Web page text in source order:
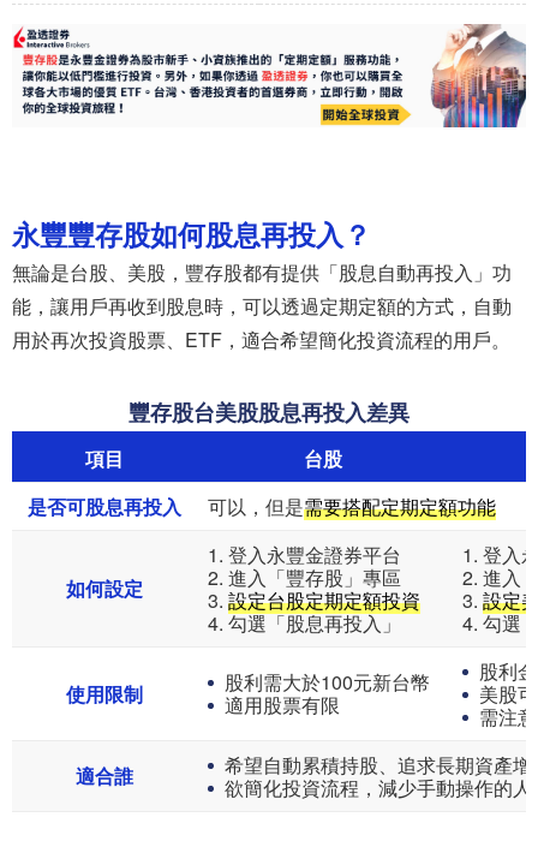
永豐豐存股如何股息再投入？
無論是台股、美股，豐存股都有提供「股息自動再投入」功
能，讓用戶再收到股息時，可以透過定期定額的方式，自動
用於再次投資股票、ETF，適合希望簡化投資流程的用戶。
豐存股台美股股息再投入差異
項目
台股
是否可股息再投入
可以，但是需要搭配定期定額功能
如何設定
1. 登入永豐金證券平台
2. 進入「豐存股」專區
3. 設定台股定期定額投資
4. 勾選「股息再投入」
1. 登入
2. 進入
3. 設定
4. 勾選
使用限制
股利需大於100元新台幣
適用股票有限
股利
美股
需注
適合誰
希望自動累積持股、追求長期資產
欲簡化投資流程，減少手動操作的人